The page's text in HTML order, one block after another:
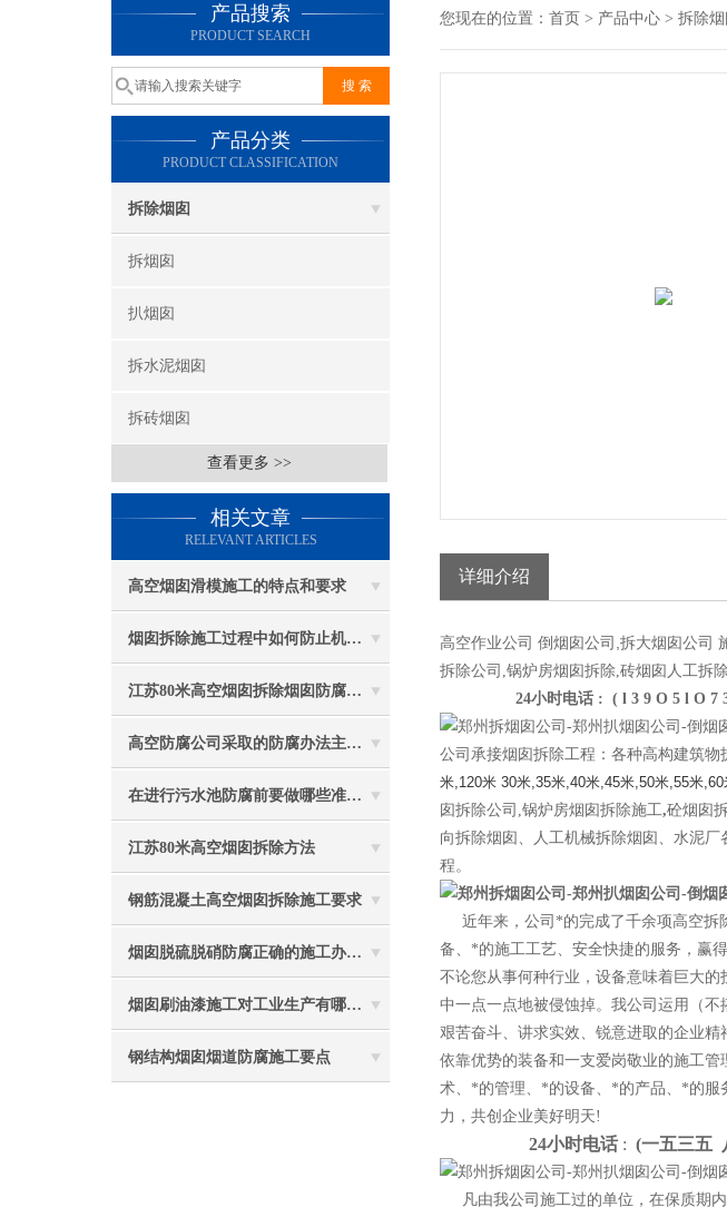
产品搜索
PRODUCT SEARCH
产品分类
PRODUCT CLASSIFICATION
拆除烟囱
拆烟囱
扒烟囱
拆水泥烟囱
拆砖烟囱
查看更多 >>
相关文章
RELEVANT ARTICLES
高空烟囱滑模施工的特点和要求
烟囱拆除施工过程中如何防止机械伤害
江苏80米高空烟囱拆除烟囱防腐工程施工安全注意事项
高空防腐公司采取的防腐办法主要有哪些？
在进行污水池防腐前要做哪些准备工作？
江苏80米高空烟囱拆除方法
钢筋混凝土高空烟囱拆除施工要求
烟囱脱硫脱硝防腐正确的施工办法由高空防腐公司说与你听
烟囱刷油漆施工对工业生产有哪些效能？
钢结构烟囱烟道防腐施工要点
您现在的位置： 首页 > 产品中心 > 拆除烟
详细介绍
高空作业公司 倒烟囱公司,拆大烟囱公司
拆除公司,锅炉房烟囱拆除,砖烟囱人工拆
24小时电话 : ( l 3 9 O 5 l O
公司承接烟囱拆除工程：各种高构建筑物
米,120米 30米,35米,40米,45米,50米,55米,60
囱拆除公司,锅炉房烟囱拆除施工,砼烟囱
向拆除烟囱、人工机械拆除烟囱、水泥
程。
近年来，公司*的完成了千余项高空
备、*的施工工艺、安全快捷的服务，赢
不论您从事何种行业，设备意味着巨大
中一点一点地被侵蚀掉。我公司运用（
艰苦奋斗、讲求实效、锐意进取的企业
依靠优势的装备和一支爱岗敬业的施工
术、*的管理、*的设备、*的产品、*的服
力，共创企业美好明天!
24小时电话 : (一五三五
凡由我公司施工过的单位，在保质期